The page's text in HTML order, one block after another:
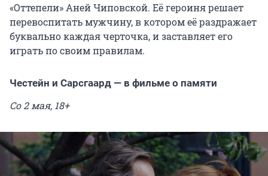
«Оттепели» Аней Чиповской. Её героиня решает
перевоспитать мужчину, в котором её раздражает
буквально каждая черточка, и заставляет его
играть по своим правилам.
Честейн и Сарсгаард — в фильме о памяти
Со 2 мая, 18+